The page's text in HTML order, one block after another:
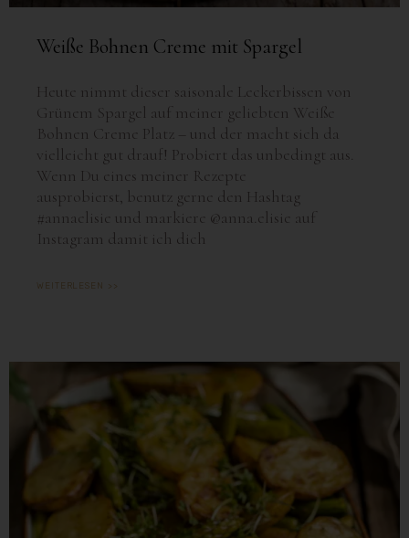
Weiße Bohnen Creme mit Spargel
Heute nimmt dieser saisonale Leckerbissen von
Grünem Spargel auf meiner geliebten Weiße
Bohnen Creme Platz – und der macht sich da
vielleicht gut drauf! Probiert das unbedingt aus.
Wenn Du eines meiner Rezepte
ausprobierst, benutz gerne den Hashtag
#annaelisie und markiere @anna.elisie auf
Instagram damit ich dich
WEITERLESEN >>